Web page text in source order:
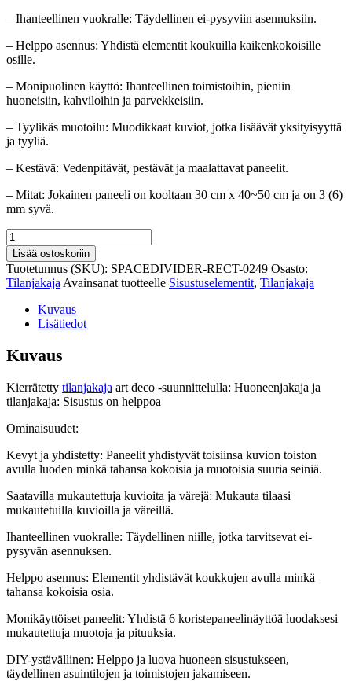
– Ihanteellinen vuokralle: Täydellinen ei-pysyviin asennuksiin.
– Helppo asennus: Yhdistä elementit koukuilla kaikenkokoisille
osille.
– Monipuolinen käyttö: Ihanteellinen toimistoihin, pieniin
huoneisiin, kahviloihin ja parvekkeisiin.
– Tyylikäs muotoilu: Muodikkaat kuviot, jotka lisäävät yksityisyyttä
ja tyyliä.
– Kestävä: Vedenpitävät, pestävät ja maalattavat paneelit.
– Mitat: Jokainen paneeli on kooltaan 30 cm x 40~50 cm ja on 3 (6)
mm syvä.
Kierrätetty
tilanjakaja
art
deco
-
suunnittelulla
määrä
Lisää ostoskoriin
Tuotetunnus (SKU): SPACEDIVIDER-RECT-0249 Osasto:
Tilanjakaja Avainsanat tuotteelle Sisustuselementit, Tilanjakaja
Kuvaus
Lisätiedot
Kuvaus
Kierrätetty tilanjakaja art deco -suunnittelulla: Huoneenjakaja ja
tilanjakaja: Sisustus on helppoa
Ominaisuudet:
Kevyt ja yhdistetty: Paneelit yhdistyvät toisiinsa kuvion toiston
avulla luoden minkä tahansa kokoisia ja muotoisia suuria seiniä.
Saatavilla mukautettuja kuvioita ja värejä: Mukauta tilaasi
mukautetuilla kuvioilla ja väreillä.
Ihanteellinen vuokralle: Täydellinen niille, jotka tarvitsevat ei-
pysyvän asennuksen.
Helppo asennus: Elementit yhdistävät koukkujen avulla minkä
tahansa kokoisia osia.
Monikäyttöiset paneelit: Yhdistä 6 koristepaneelinäyttöä luodaksesi
mukautettuja muotoja ja pituuksia.
DIY-ystävällinen: Helppo ja luova huoneen sisustukseen,
täydellinen asuintilojen ja toimistojen jakamiseen.